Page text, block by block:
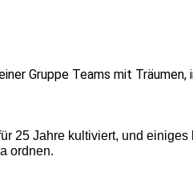
Gruppe Teams mit
25 Jahre kultiviert, und
ordnen.